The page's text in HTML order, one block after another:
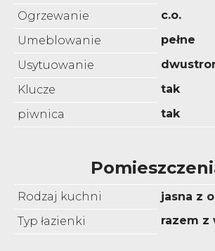
Ogrzewanie
c.o.
Umeblowanie
pełne
Usytuowanie
Klucze
tak
piwnica
tak
Rodzaj kuchni
jasna z
Typ łazienki
razem z